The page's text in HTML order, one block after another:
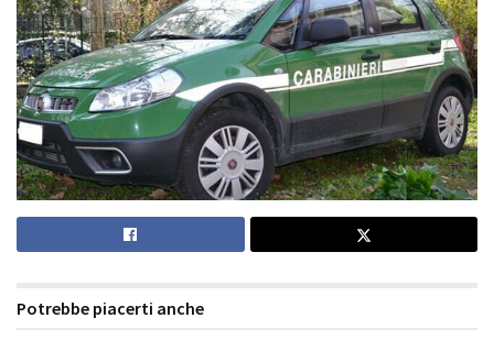
Potrebbe piacerti anche